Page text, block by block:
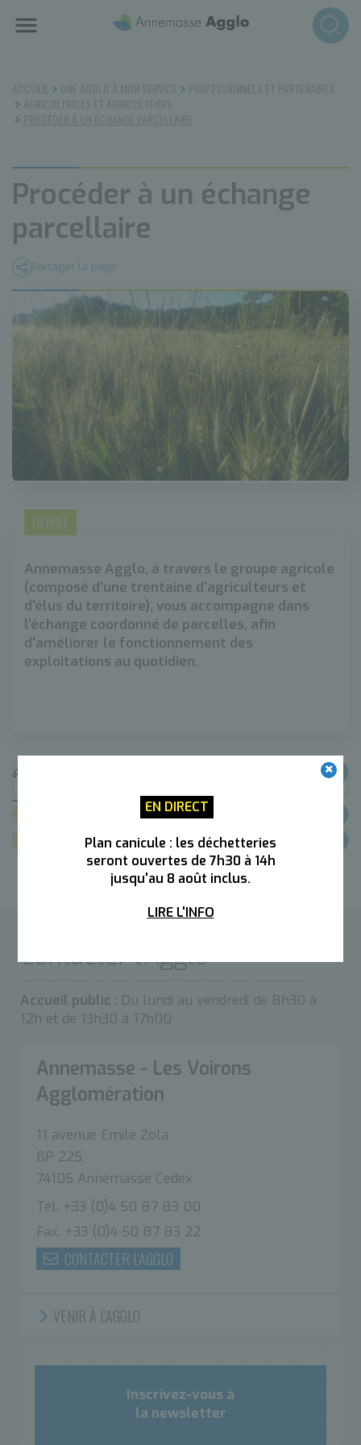
EN DIRECT
Plan canicule : les déchetteries
seront ouvertes de 7h30 à 14h
jusqu'au 8 août inclus.
LIRE L'INFO
Procéder à un échange
parcellaire
Partager la page
EN BREF
Annemasse Agglo, à travers le groupe agricole
(composé d'une trentaine d'agriculteurs et
d'élus du territoire), vous accompagne dans
l'échange coordonné de parcelles, afin
d'améliorer le fonctionnement des
exploitations au quotidien.
Contacts
Contacter l’Agglo
Accueil public : Du lundi au vendredi de 8h30 à
12h et de 13h30 à 17h00
Annemasse - Les Voirons
Agglomération
11 avenue Emile Zola
BP 225
74105 Annemasse Cedex
Tél. +33 (0)4 50 87 83 00
Fax. +33 (0)4 50 87 83 22
CONTACTER L'AGGLO
VENIR À L'AGGLO
Inscrivez-vous à
la newsletter